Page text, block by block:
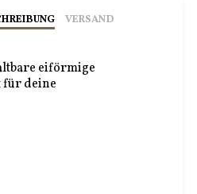
VERSAND
eiförmige
deine